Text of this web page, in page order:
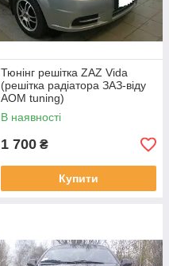
Тюнінг решітка ZAZ Vida
(решітка радіатора ЗАЗ-віду
AOM tuning)
В наявності
1 700 ₴
Купити